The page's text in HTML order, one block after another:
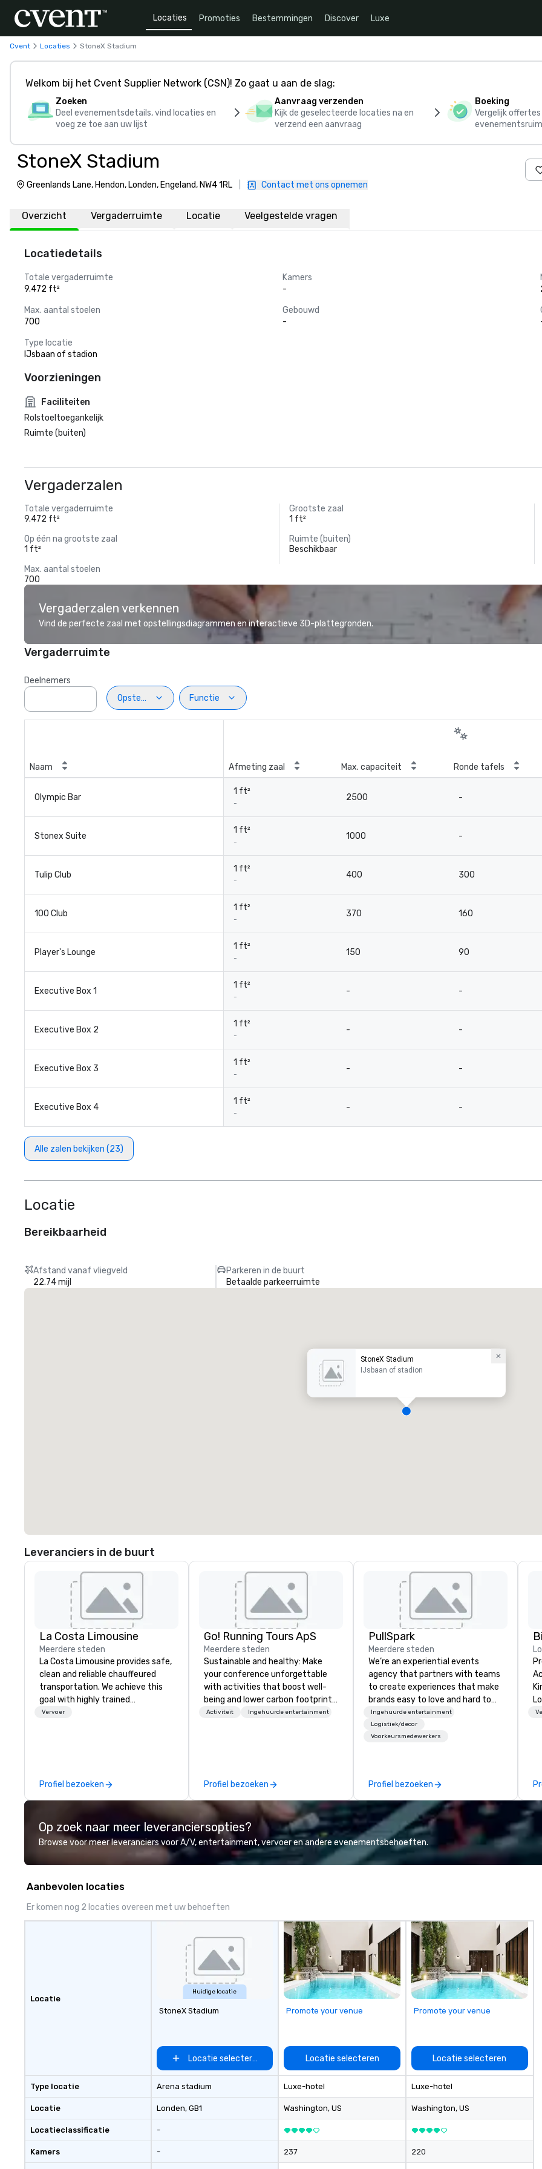
Locaties Promoties Bestemmingen Discover Luxe
Cvent Locaties StoneX Stadium
Welkom bij het Cvent Supplier Network (CSN)! Zo gaat u aan de slag:
Zoeken
Deel evenementsdetails, vind locaties en
voeg ze toe aan uw lijst
Aanvraag verzenden
Kijk de geselecteerde locaties na en
verzend een aanvraag
Boeking
Vergelijk
StoneX Stadium
Greenlands Lane, Hendon, Londen, Engeland, NW4 1RL Contact met ons opnemen
Overzicht Vergaderruimte Locatie Veelgestelde vragen
Locatiedetails
Totale vergaderruimte
9.472 ft²
Kamers
-
Max. aantal stoelen
700
Gebouwd
-
Type locatie
IJsbaan of stadion
Voorzieningen
Faciliteiten
Rolstoeltoegankelijk
Ruimte (buiten)
Vergaderzalen
Totale vergaderruimte
9.472 ft²
Grootste zaal
1 ft²
Op één na grootste zaal
1 ft²
Ruimte (buiten)
Beschikbaar
Max. aantal stoelen
700
Vergaderzalen verkennen
Vind de perfecte zaal met opstellingsdiagrammen en interactieve 3D-plattegronden.
Vergaderruimte
Deelnemers
Opstelling
Functie
Naam Afmeting zaal Max. capaciteit Ronde tafels
Olympic Bar
1 ft²
-
2500 -
Stonex Suite
1 ft²
-
1000 -
Tulip Club
1 ft²
-
400 300
100 Club
1 ft²
-
370 160
Player's Lounge
1 ft²
-
150 90
Executive Box 1
1 ft²
-
- -
Executive Box 2
1 ft²
-
- -
Executive Box 3
1 ft²
-
- -
Executive Box 4
1 ft²
-
- -
Alle zalen bekijken (23)
Locatie
Bereikbaarheid
Afstand vanaf vliegveld
22.74 mijl
Parkeren in de buurt
Betaalde parkeerruimte
StoneX Stadium
IJsbaan of stadion
Leveranciers in de buurt
La Costa Limousine
Meerdere steden
La Costa Limousine provides safe,
clean and reliable chauffeured
transportation. We achieve this
goal with highly trained
chauffeurs, the newest vehicles
perfectly maintained fleet of late
model luxury vehicles to the
professional team of chauffeurs
and support staff; you will know
Costa Limousine.
Vervoer
Profiel bezoeken
Go! Running Tours ApS
Meerdere steden
Sustainable and healthy: Make
your conference unforgettable
with activities that boost well-
being and lower carbon footprints.
Explore the world on the run with
Activiteit Ingehuurde entertainment
Profiel bezoeken
PullSpark
Meerdere steden
We’re an experiential events
agency that partners with teams
to create experiences that make
brands easy to love and hard to
forget. Most companies already
know what makes them easy to
love; we help teams design
Ingehuurde entertainment
Logistiek/decor
Voorkeursmedewerkers
Profiel bezoeken
6
Op zoek naar meer leveranciersopties?
Browse voor meer leveranciers voor A/V, entertainment, vervoer en andere evenementsbehoeften.
Aanbevolen locaties
Er komen nog 2 locaties overeen met uw behoeften
Locatie
Type locatie
Locatie
Locatieclassificatie
Kamers
Huidige locatie
StoneX Stadium
Locatie selecteren
Arena stadium
Londen, GB1
-
-
Promote your venue
Locatie selecteren
Luxe-hotel
Washington, US
237
Promote your venue
Locatie selecteren
Luxe-hotel
Washington, US
220